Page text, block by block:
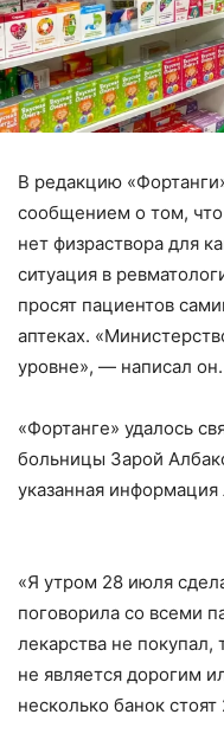
В редакцию
сообщением о том,
нет физраствора для
ситуация в
просят пациентов
аптеках.
уровне», — написал он.
«Фортанге» удалось
больницы Зарой
указанная
«Я утром 28 июля
поговорила со всеми
лекарства не покупал,
не является дорогим
несколько банок